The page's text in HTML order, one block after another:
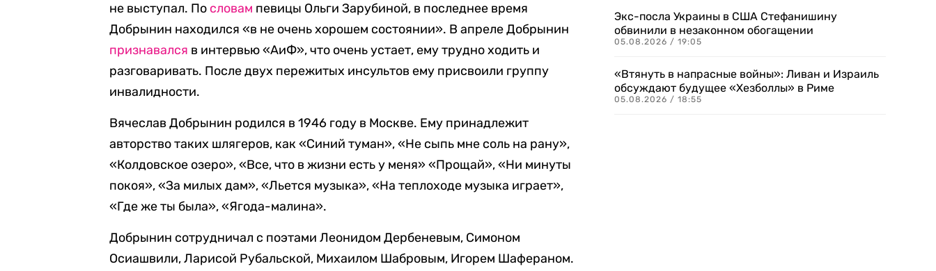
не выступал. По словам певицы Ольги Зарубиной, в последнее время
Добрынин находился «в не очень хорошем состоянии». В апреле Добрынин
признавался в интервью «АиФ», что очень устает, ему трудно ходить и
разговаривать. После двух пережитых инсультов ему присвоили группу
инвалидности.
Вячеслав Добрынин родился в 1946 году в Москве. Ему принадлежит
авторство таких шлягеров, как «Синий туман», «Не сыпь мне соль на рану»,
«Колдовское озеро», «Все, что в жизни есть у меня» «Прощай», «Ни минуты
покоя», «За милых дам», «Льется музыка», «На теплоходе музыка играет»,
«Где же ты была», «Ягода-малина».
Добрынин сотрудничал с поэтами Леонидом Дербеневым, Симоном
Осиашвили, Ларисой Рубальской, Михаилом Шабровым, Игорем Шафераном.
Экс-посла Украины в США Стефанишину
обвинили в незаконном обогащении
05.08.2026 / 19:05
«Втянуть в напрасные войны»: Ливан и Израиль
обсуждают будущее «Хезболлы» в Риме
05.08.2026 / 18:55